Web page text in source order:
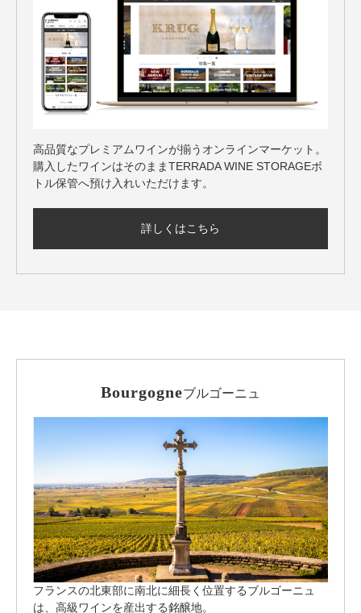
高品質なプレミアムワインが揃うオンラインマーケット。
購入したワインはそのままTERRADA WINE STORAGEボ
トル保管へ預け入れいただけます。
詳しくはこちら
Bourgogneブルゴーニュ
フランスの北東部に南北に細長く位置するブルゴーニュ
は、高級ワインを産出する銘醸地。